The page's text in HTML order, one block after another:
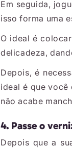
Em seguida,
isso forma uma
O ideal é
delicadeza,
Depois, é
ideal é que você
não acabe
4. Passe o
Depois que a